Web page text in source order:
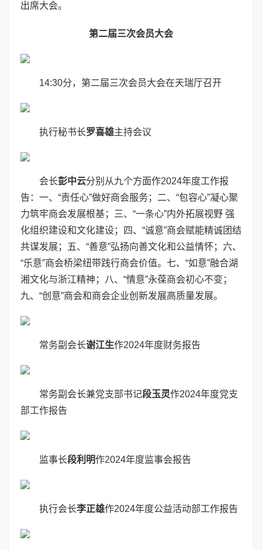
出席大会。
第二届三次会员大会
14:30分，第二届三次会员大会在天瑞厅召开
执行秘书长罗喜雄主持会议
会长彭中云分别从九个方面作2024年度工作报
告：一、“责任心”做好商会服务；二、“包容心”凝心聚
力筑牢商会发展根基；三、“一条心”内外拓展视野 强
化组织建设和文化建设；四、“诚意”商会赋能精诚团结
共谋发展；五、“善意”弘扬向善文化和公益情怀；六、
“乐意”商会桥梁纽带践行商会价值。七、“如意”融合湖
湘文化与浙江精神；八、“情意”永葆商会初心不变；
九、“创意”商会和商会企业创新发展高质量发展。
常务副会长谢江生作2024年度财务报告
常务副会长兼党支部书记段玉灵作2024年度党支
部工作报告
监事长段利明作2024年度监事会报告
执行会长李正雄作2024年度公益活动部工作报告